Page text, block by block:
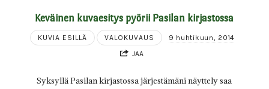
Keväinen kuvaesitys pyörii Pasilan kirjastossa
KUVIA ESILLÄ VALOKUVAUS
9 huhtikuun, 2014
JAA
Syksyllä Pasilan kirjastossa järjestämäni näyttely saa